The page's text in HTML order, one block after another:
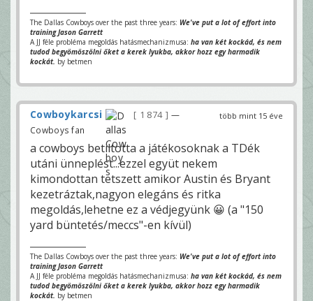
The Dallas Cowboys over the past three years: We've put a lot of effort into
training Jason Garrett
A JJ féle probléma megoldás hatásmechanizmusa: ha van két kockád, és nem
tudod begyömöszölni őket a kerek lyukba, akkor hozz egy harmadik
kockát. by betmen
több mint 15 éve
Cowboykarcsi 1 874
—
Cowboys fan
a cowboys betiltotta a játékosoknak a TDék
utáni ünneplést...ezzel együt nekem
kimondottan tetszett amikor Austin és Bryant
kezetráztak,nagyon elegáns és ritka
megoldás,lehetne ez a védjegyünk 😀 (a "150
yard büntetés/meccs"-en kívül)
The Dallas Cowboys over the past three years: We've put a lot of effort into
training Jason Garrett
A JJ féle probléma megoldás hatásmechanizmusa: ha van két kockád, és nem
tudod begyömöszölni őket a kerek lyukba, akkor hozz egy harmadik
kockát. by betmen